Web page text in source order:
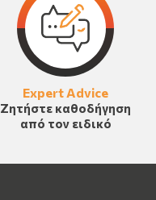
Expert Advice
Ζητήστε καθοδήγηση
από τον ειδικό